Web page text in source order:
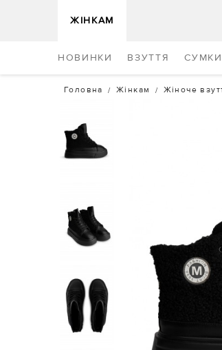
ЖІНКАМ
НОВИНКИ ВЗУТТЯ СУМКИ
Головна Жінкам Жіноче